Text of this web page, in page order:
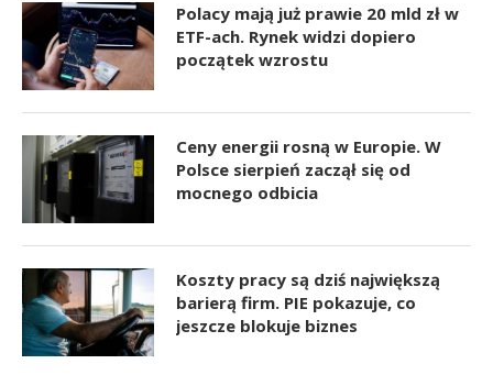
Polacy mają już prawie 20 mld zł w
ETF-ach. Rynek widzi dopiero
początek wzrostu
Ceny energii rosną w Europie. W
Polsce sierpień zaczął się od
mocnego odbicia
Koszty pracy są dziś największą
barierą firm. PIE pokazuje, co
jeszcze blokuje biznes